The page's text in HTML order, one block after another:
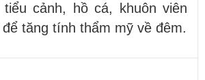
cảnh, hồ cá, khuôn viên
tăng tính thẩm mỹ về đêm.